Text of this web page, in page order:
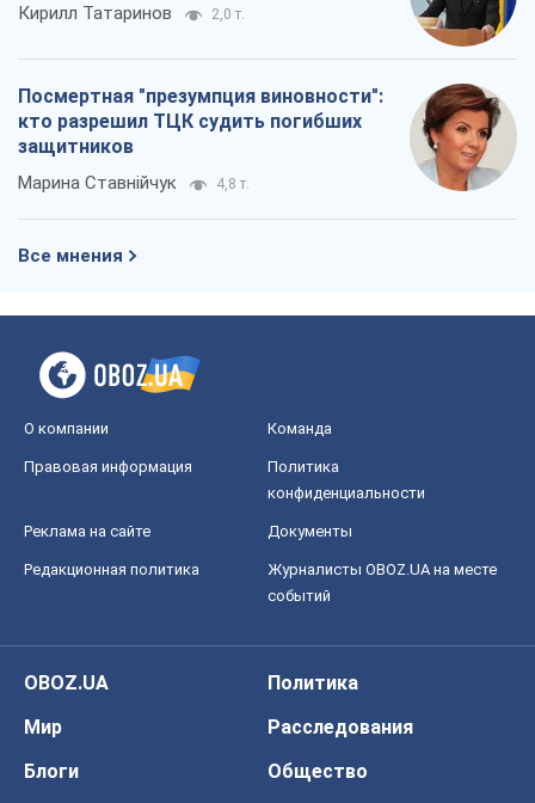
Кирилл Татаринов 2,0 т.
Посмертная "презумпция виновности":
кто разрешил ТЦК судить погибших
защитников
Марина Ставнійчук 4,8 т.
Все мнения
О компании Команда
Правовая информация
Политика
конфиденциальности
Реклама на сайте Документы
Редакционная политика
Журналисты OBOZ.UA на месте
событий
OBOZ.UA
Политика
Мир
Расследования
Блоги
Общество